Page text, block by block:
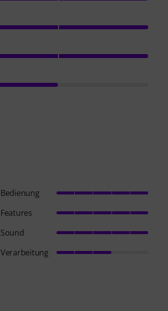
Bedienung
Features
Sound
Verarbeitung